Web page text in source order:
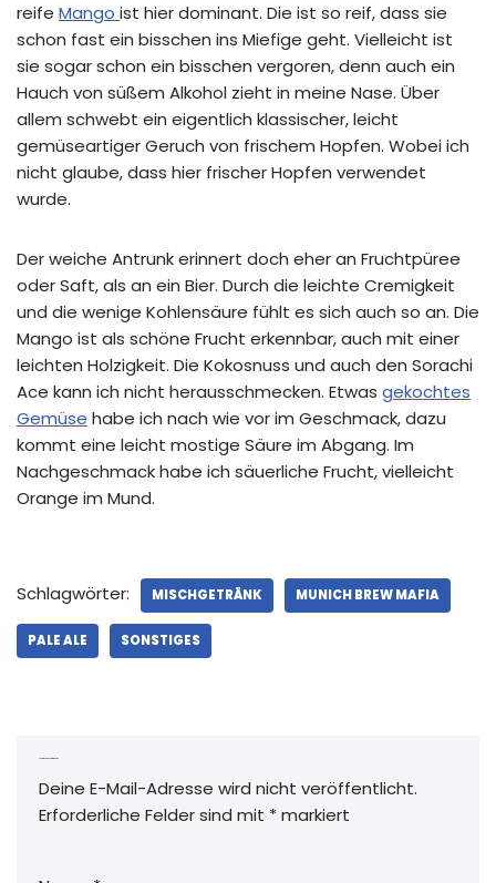
reife Mango ist hier dominant. Die ist so reif, dass sie
schon fast ein bisschen ins Miefige geht. Vielleicht ist
sie sogar schon ein bisschen vergoren, denn auch ein
Hauch von süßem Alkohol zieht in meine Nase. Über
allem schwebt ein eigentlich klassischer, leicht
gemüseartiger Geruch von frischem Hopfen. Wobei ich
nicht glaube, dass hier frischer Hopfen verwendet
wurde.
Der weiche Antrunk erinnert doch eher an Fruchtpüree
oder Saft, als an ein Bier. Durch die leichte Cremigkeit
und die wenige Kohlensäure fühlt es sich auch so an. Die
Mango ist als schöne Frucht erkennbar, auch mit einer
leichten Holzigkeit. Die Kokosnuss und auch den Sorachi
Ace kann ich nicht herausschmecken. Etwas gekochtes
Gemüse habe ich nach wie vor im Geschmack, dazu
kommt eine leicht mostige Säure im Abgang. Im
Nachgeschmack habe ich säuerliche Frucht, vielleicht
Orange im Mund.
Schlagwörter: MISCHGETRÄNK MUNICH BREW MAFIA
PALE ALE SONSTIGES
Deine E-Mail-Adresse wird nicht veröffentlicht.
Erforderliche Felder sind mit *markiert